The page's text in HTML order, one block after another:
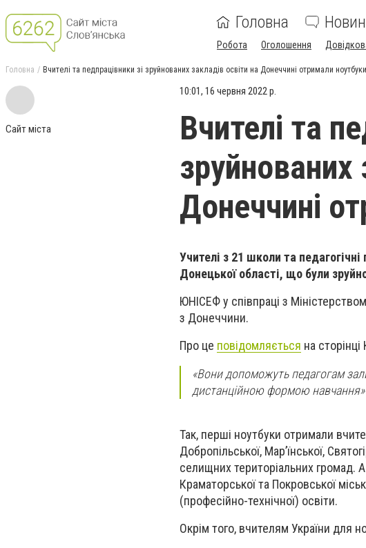
Головна
Робота Оголошення
Головна Вчителі та педпрацівники зі зруйнованих закладів освіти на Донеччині отримали ноутбуки
Сайт міста
10:01, 16 червня 2022 р.
Вчителі та
зруйнованих
Донеччині
Учителі з 21 школи та
Донецької області, що були
ЮНІСЕФ у співпраці з
з Донеччини.
Про це повідомляється на сторінці
«Вони допоможуть педагогам
дистанційною формою навчання»
Так, перші ноутбуки отримали
Добропільської, Мар’їнської,
селищних територіальних громад.
Краматорської та Покровської
(професійно-технічної) освіти.
Окрім того, вчителям України для